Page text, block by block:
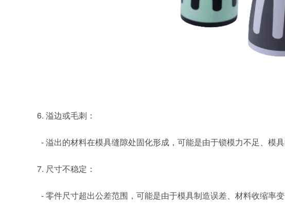
6. 溢边或毛刺：
- 溢出的材料在模具缝隙处固化形成，可能是由于锁模力不足、模具
7. 尺寸不稳定：
- 零件尺寸超出公差范围，可能是由于模具制造误差、材料收缩率